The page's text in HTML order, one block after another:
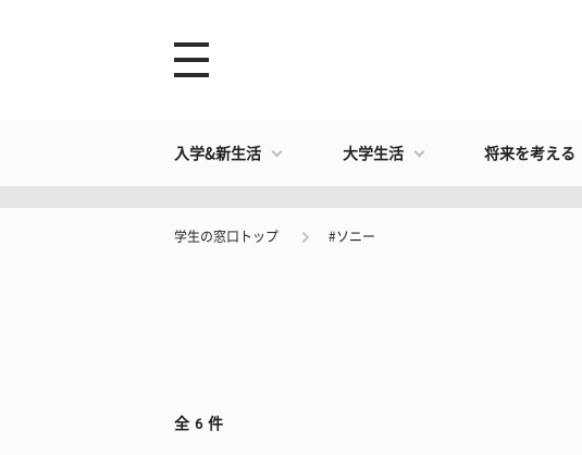
入学&新生活 大学生活 将来を考える
学生の窓口トップ #ソニー
全 6 件